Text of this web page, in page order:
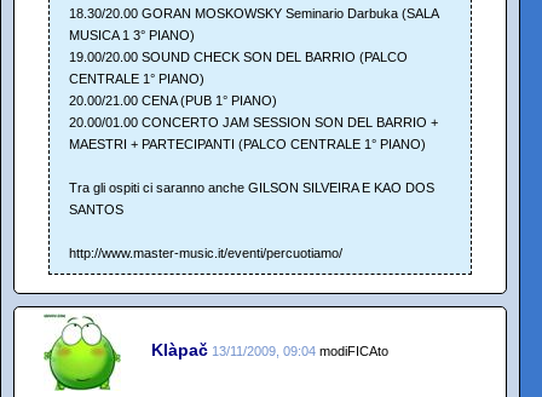
18.30/20.00 GORAN MOSKOWSKY Seminario Darbuka (SALA
MUSICA 1 3° PIANO)
19.00/20.00 SOUND CHECK SON DEL BARRIO (PALCO
CENTRALE 1° PIANO)
20.00/21.00 CENA (PUB 1° PIANO)
20.00/01.00 CONCERTO JAM SESSION SON DEL BARRIO +
MAESTRI + PARTECIPANTI (PALCO CENTRALE 1° PIANO)
Tra gli ospiti ci saranno anche GILSON SILVEIRA E KAO DOS
SANTOS
http://www.master-music.it/eventi/percuotiamo/
Klàpač 13/11/2009, 09:04 modiFICAto